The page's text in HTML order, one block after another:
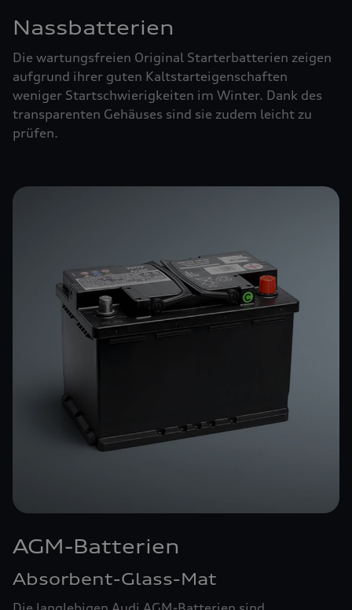
Nassbatterien
Die wartungsfreien Original Starterbatterien zeigen
aufgrund ihrer guten Kaltstarteigenschaften
weniger Startschwierigkeiten im Winter. Dank des
transparenten Gehäuses sind sie zudem leicht zu
prüfen.
AGM-Batterien
Absorbent-Glass-Mat